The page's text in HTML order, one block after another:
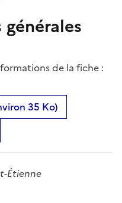
de la fiche :
35 Ko)
Étienne